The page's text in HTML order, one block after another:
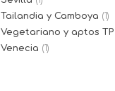
Tailandia y Camboya (1)
Vegetariano y aptos TP
Venecia (1)